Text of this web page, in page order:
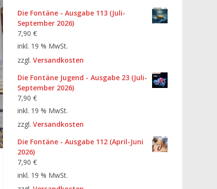
Die Fontäne - Ausgabe 113 (Juli-
September 2026)
7,90 €
inkl. 19 % MwSt.
zzgl. Versandkosten
Die Fontäne Jugend - Ausgabe 23 (Juli-
September 2026)
7,90 €
inkl. 19 % MwSt.
zzgl. Versandkosten
Die Fontäne - Ausgabe 112 (April-Juni
2026)
7,90 €
inkl. 19 % MwSt.